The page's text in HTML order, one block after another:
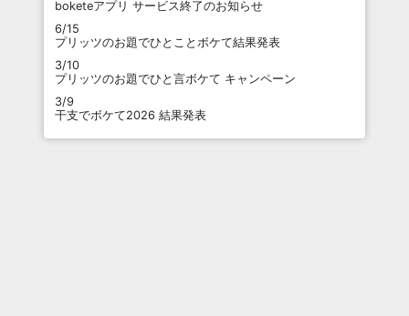
boketeアプリ サービス終了のお知らせ
6/15
プリッツのお題でひとことボケて結果発表
3/10
プリッツのお題でひと言ボケて キャンペーン
3/9
干支でボケて2026 結果発表